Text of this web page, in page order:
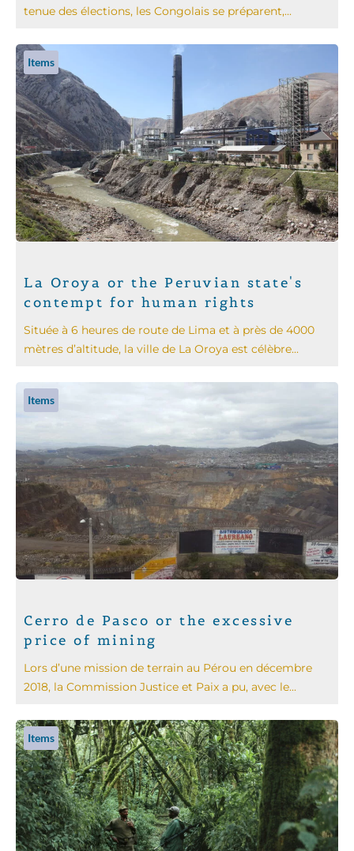
tenue des élections, les Congolais se préparent,...
Items
La Oroya or the Peruvian state's
contempt for human rights
Située à 6 heures de route de Lima et à près de 4000
mètres d’altitude, la ville de La Oroya est célèbre...
Items
Cerro de Pasco or the excessive
price of mining
Lors d’une mission de terrain au Pérou en décembre
2018, la Commission Justice et Paix a pu, avec le...
Items